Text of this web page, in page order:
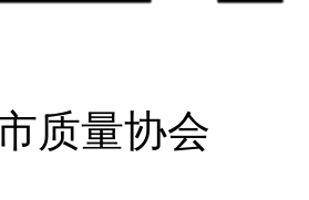
质量协会